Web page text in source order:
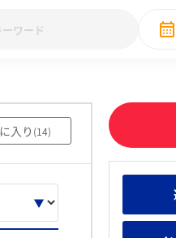
みんなの新卒就職人気企業ラン
28卒 IT・DX現場社員インタビ
入り (14)